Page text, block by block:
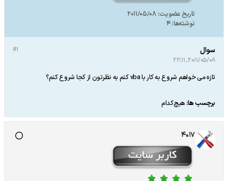
تاریخ عضویت: 2011/05/08
نوشته‌ها:4
#1 سوال
2011/05/08, 22:11
تازه می خواهم شروع به کار با vba کنم به نظرتون از کجا شروع کنم؟
برچسب ها: هیچ‌کدام
4017